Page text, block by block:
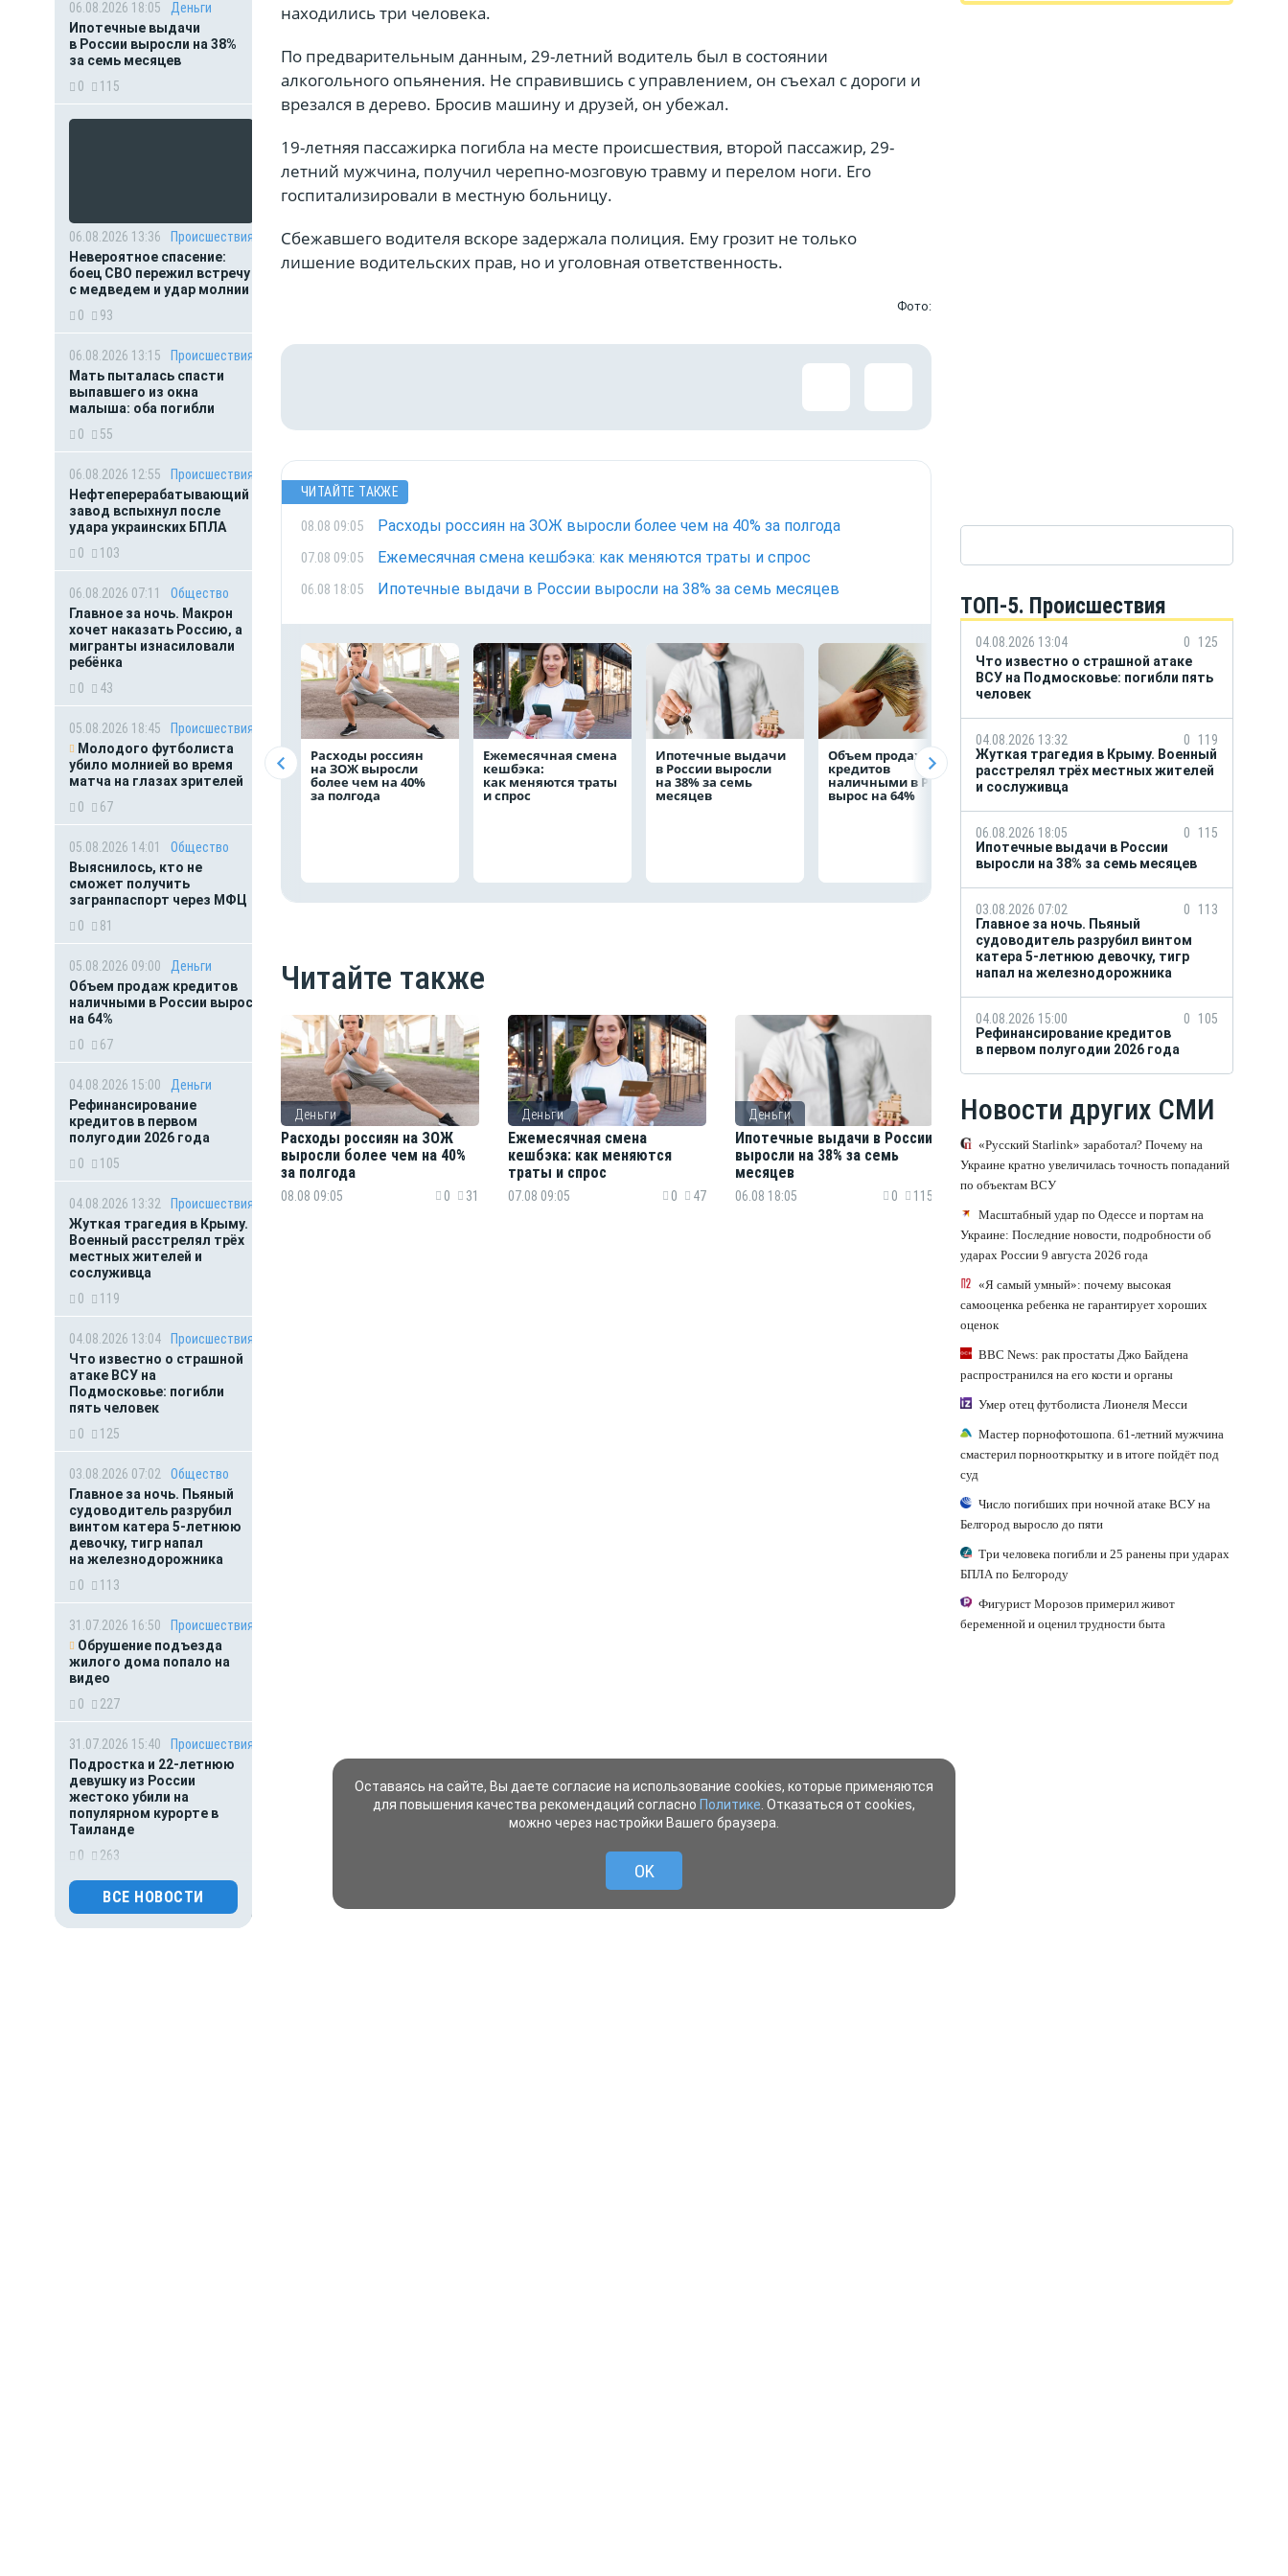
06.08.2026 18:05
Деньги
Ипотечные выдачи
в России выросли на 38%
за семь месяцев
0
115
06.08.2026 13:36
Происшествия
Невероятное спасение:
боец СВО пережил встречу
с медведем и удар молнии
0
93
06.08.2026 13:15
Происшествия
Мать пыталась спасти
выпавшего из окна
малыша: оба погибли
0
55
06.08.2026 12:55
Происшествия
Нефтеперерабатывающий
завод вспыхнул после
удара украинских БПЛА
0
103
06.08.2026 07:11
Общество
Главное за ночь. Макрон
хочет наказать Россию, а
мигранты изнасиловали
ребёнка
0
43
05.08.2026 18:45
Происшествия
Молодого футболиста
убило молнией во время
матча на глазах зрителей
0
67
05.08.2026 14:01
Общество
Выяснилось, кто не
сможет получить
загранпаспорт через МФЦ
0
81
05.08.2026 09:00
Деньги
Объем продаж кредитов
наличными в России вырос
на 64%
0
67
04.08.2026 15:00
Деньги
Рефинансирование
кредитов в первом
полугодии 2026 года
0
105
04.08.2026 13:32
Происшествия
Жуткая трагедия в Крыму.
Военный расстрелял трёх
местных жителей и
сослуживца
0
119
04.08.2026 13:04
Происшествия
Что известно о страшной
атаке ВСУ на
Подмосковье: погибли
пять человек
0
125
03.08.2026 07:02
Общество
Главное за ночь. Пьяный
судоводитель разрубил
винтом катера 5-летнюю
девочку, тигр напал
на железнодорожника
0
113
31.07.2026 16:50
Происшествия
Обрушение подъезда
жилого дома попало на
видео
0
227
31.07.2026 15:40
Происшествия
Подростка и 22-летнюю
девушку из России
жестоко убили на
популярном курорте в
Таиланде
0
263
31.07.2026 01:00
Гороскоп
Астрологический гороскоп
для всех знаков зодиака
ВСЕ НОВОСТИ
находились три человека.
По предварительным данным, 29-летний водитель был в состоянии
алкогольного опьянения. Не справившись с управлением, он съехал с дороги и
врезался в дерево. Бросив машину и друзей, он убежал.
19-летняя пассажирка погибла на месте происшествия, второй пассажир, 29-
летний мужчина, получил черепно-мозговую травму и перелом ноги. Его
госпитализировали в местную больницу.
Сбежавшего водителя вскоре задержала полиция. Ему грозит не только
лишение водительских прав, но и уголовная ответственность.
Фото:
ЧИТАЙТЕ ТАКЖЕ
08.08 09:05 Расходы россиян на ЗОЖ выросли более чем на 40% за полгода
07.08 09:05 Ежемесячная смена кешбэка: как меняются траты и спрос
06.08 18:05 Ипотечные выдачи в России выросли на 38% за семь месяцев
Расходы россиян
на ЗОЖ выросли
более чем на 40%
за полгода
Ежемесячная смена
кешбэка:
как меняются траты
и спрос
Ипотечные выдачи
в России выросли
на 38% за семь
месяцев
Объем продаж
кредитов
наличными в России
вырос на 64%
Рефинансирование
кредитов в первом
полугодии 2026 года
ВТБ предоставит
млрд рублей
комплексов
Читайте также
Деньги
Расходы россиян на ЗОЖ
выросли более чем на 40%
за полгода
08.08 09:05 0 31
Деньги
Ежемесячная смена
кешбэка: как меняются
траты и спрос
07.08 09:05 0 47
Деньги
Ипотечные выдачи в России
выросли на 38% за семь
месяцев
06.08 18:05 0 115
ТОП-5. Происшествия
04.08.2026 13:04 0
125
Что известно о страшной атаке
ВСУ на Подмосковье: погибли пять
человек
04.08.2026 13:32 0
119
Жуткая трагедия в Крыму. Военный
расстрелял трёх местных жителей
и сослуживца
06.08.2026 18:05 0
115
Ипотечные выдачи в России
выросли на 38% за семь месяцев
03.08.2026 07:02 0
113
Главное за ночь. Пьяный
судоводитель разрубил винтом
катера 5-летнюю девочку, тигр
напал на железнодорожника
04.08.2026 15:00 0
105
Рефинансирование кредитов
в первом полугодии 2026 года
Новости других СМИ
«Русский Starlink» заработал? Почему на
Украине кратно увеличилась точность попаданий
по объектам ВСУ
Масштабный удар по Одессе и портам на
Украине: Последние новости, подробности об
ударах России 9 августа 2026 года
«Я самый умный»: почему высокая
самооценка ребенка не гарантирует хороших
оценок
BBC News: рак простаты Джо Байдена
распространился на его кости и органы
Умер отец футболиста Лионеля Месси
Мастер порнофотошопа. 61-летний мужчина
смастерил порнооткрытку и в итоге пойдёт под
суд
Число погибших при ночной атаке ВСУ на
Белгород выросло до пяти
Три человека погибли и 25 ранены при ударах
БПЛА по Белгороду
Фигурист Морозов примерил живот
беременной и оценил трудности быта
Оставаясь на сайте, Вы даете согласие на использование cookies, которые применяются
для повышения качества рекомендаций согласно Политике . Отказаться от cookies,
можно через настройки Вашего браузера.
OK